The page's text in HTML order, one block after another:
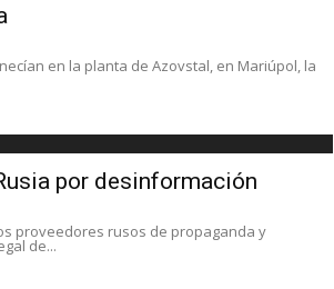
en la planta de Azovstal, en Mariúpol, la
por desinformación
proveedores rusos de propaganda y
de...